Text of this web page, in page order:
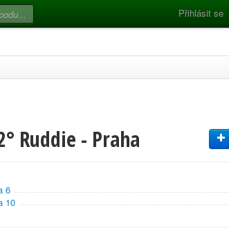
Přihlásit se
Ruddie - Praha
6
10